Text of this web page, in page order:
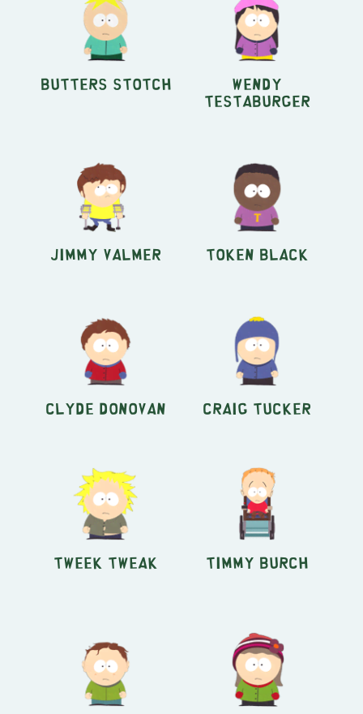
Butters Stotch Wendy
Testaburger
Jimmy Valmer Token Black
Clyde Donovan Craig Tucker
Tweek Tweak Timmy Burch